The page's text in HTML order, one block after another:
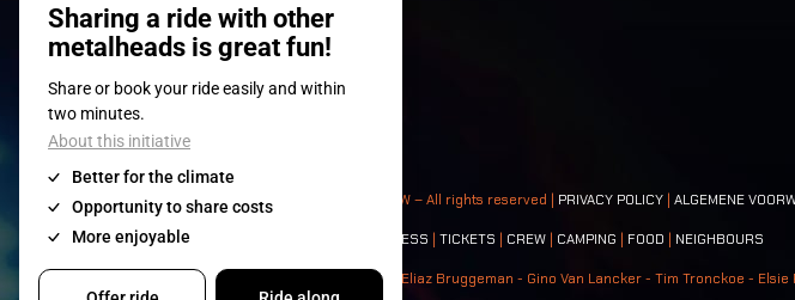
© 2008-2026 - Apache Productions VZW – All rights reserved | PRIVACY POLICY ALGEMENE
Contact: PRESS TICKETS CREW CAMPING FOOD NEIGHBOURS
Photos: Ann Kermans - Hans Van Hoof - Eliaz Bruggeman - Gino Van Lancker - Tim Tronckoe -